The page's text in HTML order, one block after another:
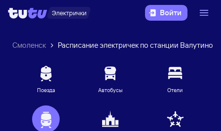
Электрички Войти
Смоленск Расписание электричек по станции Валутино
Поезда Автобусы Отели